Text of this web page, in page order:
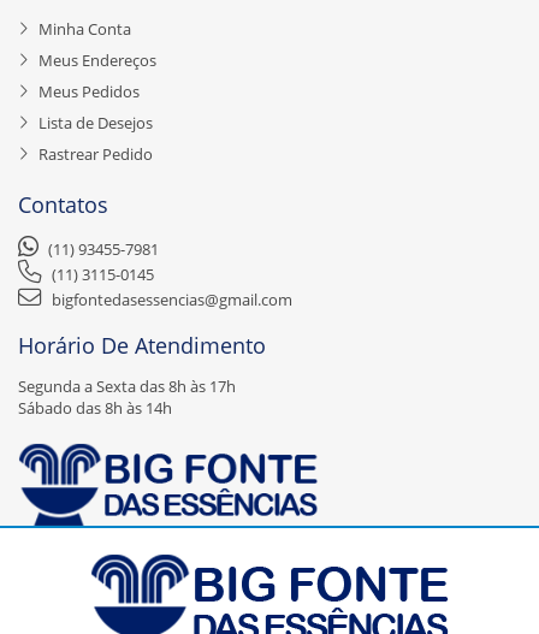
Minha Conta
Meus Endereços
Meus Pedidos
Lista de Desejos
Rastrear Pedido
Contatos
(11) 93455-7981
(11) 3115-0145
bigfontedasessencias@gmail.com
Horário De Atendimento
Segunda a Sexta das 8h às 17h
Sábado das 8h às 14h
mercado, mas que faz parte de uma expansão da empresa Fonte das
Essências Comércio de Artigos de Perfumaria Ltda – EPP que foi
fundada em Agosto de 2000 e que atua com a finalidade de aumentar